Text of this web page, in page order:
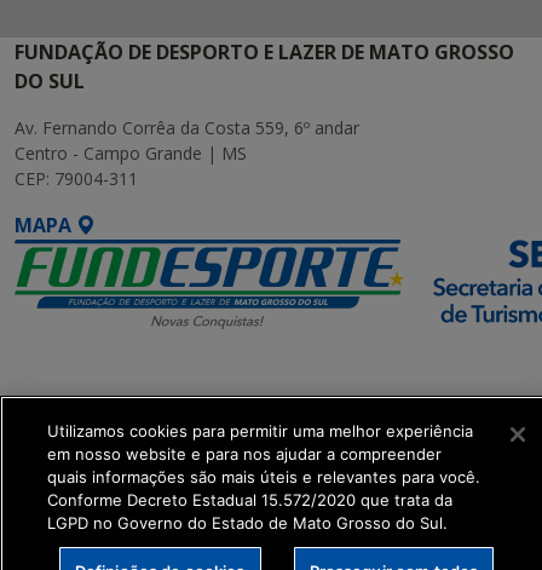
FUNDAÇÃO DE DESPORTO E LAZER DE MATO GROSSO
DO SUL
Av. Fernando Corrêa da Costa 559, 6º andar
Centro - Campo Grande | MS
CEP: 79004-311
MAPA
Transformação Digital
get_footer();
Utilizamos cookies para permitir uma melhor experiência
em nosso website e para nos ajudar a compreender
quais informações são mais úteis e relevantes para você.
Conforme Decreto Estadual 15.572/2020 que trata da
LGPD no Governo do Estado de Mato Grosso do Sul.